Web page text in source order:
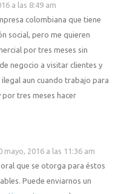
a las 8:49 am
colombiana que tiene
social, pero me quieren
por tres meses sin
negocio a visitar clientes y
aun cuando trabajo para
tres meses hacer
mayo, 2016 a las 11:36 am
que se otorga para éstos
Puede enviarnos un